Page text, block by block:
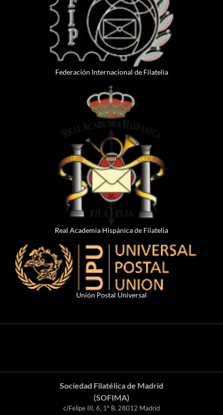
Federación Internacional de Filatelia
Real Academia Hispánica de Filatelia
Unión Postal Universal
Sociedad Filatélica de Madrid
(SOFIMA)
c/Felipe III, 6, 1º B. 28012 Madrid